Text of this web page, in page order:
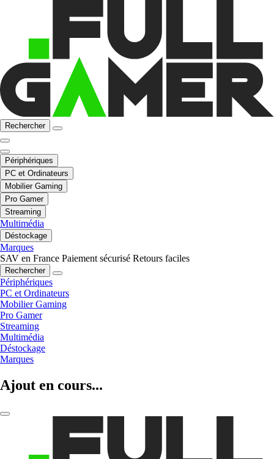
Rechercher
Périphériques
PC et Ordinateurs
Mobilier Gaming
Pro Gamer
Streaming
Multimédia
Déstockage
Marques
SAV en France Paiement sécurisé Retours faciles
Rechercher
Périphériques
PC et Ordinateurs
Mobilier Gaming
Pro Gamer
Streaming
Multimédia
Déstockage
Marques
Ajout en cours...